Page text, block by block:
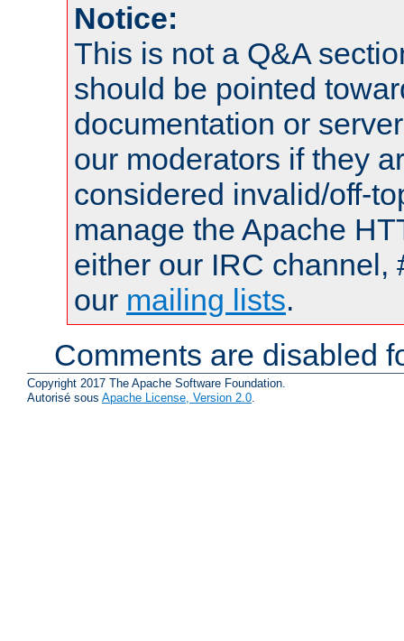
Notice:
This is not a Q&A
should be pointed
documentation or
our moderators if they
considered invalid/off-
manage the Apache
either our IRC channel,
our mailing lists.
Comments are disabled
Copyright 2017 The Apache Software Foundation.
Autorisé sous Apache License, Version 2.0.